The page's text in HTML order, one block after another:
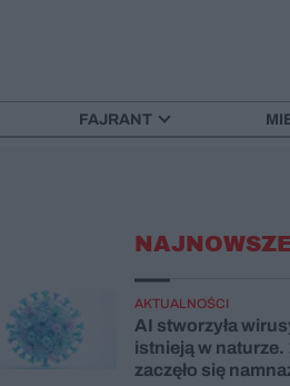
FAJRANT
AKTUALNOŚCI
AI stworzyła
istnieją w naturze.
zaczęło się